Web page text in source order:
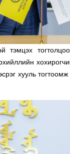
тэмцэх
хууль